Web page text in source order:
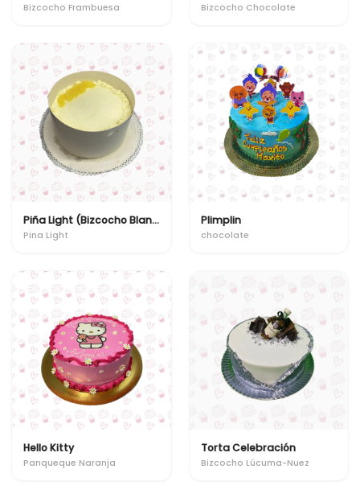
Bizcocho Frambuesa Bizcocho Chocolate
Piña Light (Bizcocho Blanco)
Pina Light
Plimplin
chocolate
Hello Kitty
Panqueque Naranja
Torta Celebración
Bizcocho Lúcuma-Nuez